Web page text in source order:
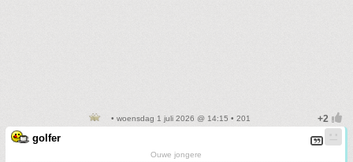
• woensdag 1 juli 2026 @ 14:15 • 201
golfer
Ouwe jongere